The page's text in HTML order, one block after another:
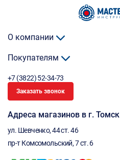
О компании
Покупателям
+7 (3822) 52-34-73
Заказать звонок
Адреса магазинов в г. Томск
ул. Шевченко, 44 ст. 46
пр-т Комсомольский, 7 ст. 6